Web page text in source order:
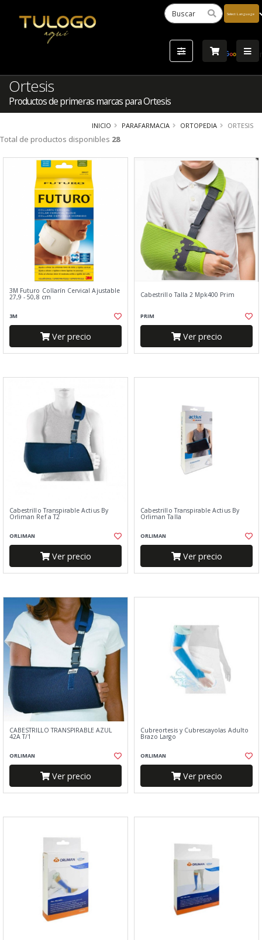
by
Ortesis
Productos de primeras marcas para Ortesis
INICIO PARAFARMACIA ORTOPEDIA ORTESIS
Total de productos disponibles 28
3M Futuro Collarín Cervical Ajustable
27,9 - 50,8 cm
3M
Ver precio
Cabestrillo Talla 2 Mpk400 Prim
PRIM
Ver precio
Cabestrillo Transpirable Actius By
Orliman Ref a T2
ORLIMAN
Ver precio
Cabestrillo Transpirable Actius By
Orliman Talla
ORLIMAN
Ver precio
CABESTRILLO TRANSPIRABLE AZUL
42A T/1
ORLIMAN
Ver precio
Cubreortesis y Cubrescayolas Adulto
Brazo Largo
ORLIMAN
Ver precio